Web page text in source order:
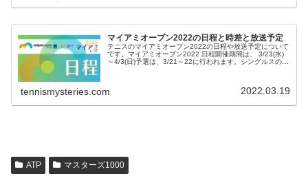
マイアミオープン2022の日程と時差と放送予定
テニスのマイアミオープン2022の日程や放送予定について
です。マイアミオープン2022 日程開催期間は、 3/23(水)
～4/3(日)予選は、3/21～22に行われます。シングルスの主
tennismysteries.com 2022.03.19
ATP マスターズ1000